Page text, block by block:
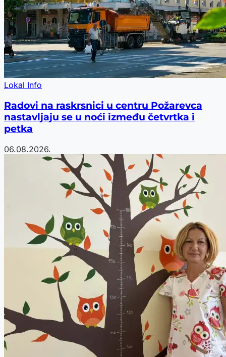
Lokal Info
Radovi na raskrsnici u centru Požarevca
nastavljaju se u noći između četvrtka i
petka
06.08.2026.